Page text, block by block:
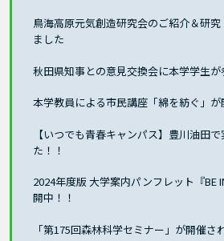
鳥海高原元気創造研究会のご紹介＆研
ました
秋田県知事との意見交換会に本学学生が
本学教員による市民講座「綿を紡ぐ」
【いつでも青春キャンパス】豊川油田
た！！
2024年度版 大学案内パンフレット『BE
開中！！
「第175回森林科学セミナー」が開催さ